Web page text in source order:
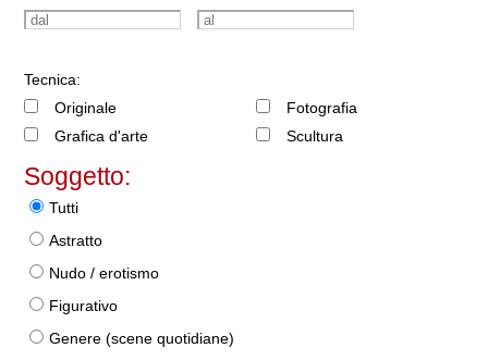
Tecnica:
Originale
Grafica d'arte
Fotografia
Scultura
Soggetto:
Tutti
Astratto
Nudo / erotismo
Figurativo
Genere (scene quotidiane)